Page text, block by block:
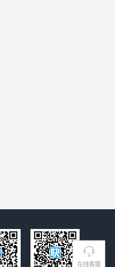
在线客服